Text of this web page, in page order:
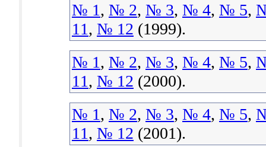
№ 1, № 2, № 3, № 4, № 5,
11, № 12 (1999).
№ 1, № 2, № 3, № 4, № 5,
11, № 12 (2000).
№ 1, № 2, № 3, № 4, № 5,
11, № 12 (2001).